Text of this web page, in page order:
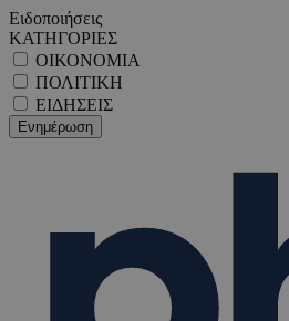
Ειδοποιήσεις
ΚΑΤΗΓΟΡΙΕΣ
ΟΙΚΟΝΟΜΙΑ
ΠΟΛΙΤΙΚΗ
ΕΙΔΗΣΕΙΣ